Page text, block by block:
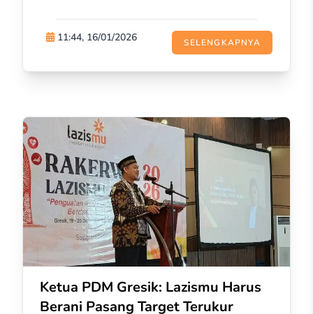
11:44, 16/01/2026 SELENGKAPNYA
Ketua PDM Gresik: Lazismu Harus
Berani Pasang Target Terukur